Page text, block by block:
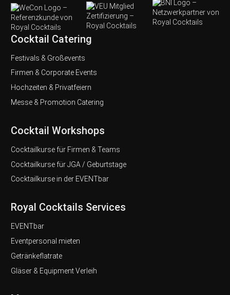
Cocktail Catering
Festivals & Großevents
Firmen & Corporate Events
Hochzeiten & Privatfeiern
Messe & Promotion Catering
Cocktail Workshops
Cocktailkurse für Firmen & Teams
Cocktailkurse für JGA / Geburtstage
Cocktailkurse in der EVENTbar
Royal Cocktails Services
EVENTbar
Eventpersonal mieten
Getränkeflatrate
Gläser & Equipment Verleih